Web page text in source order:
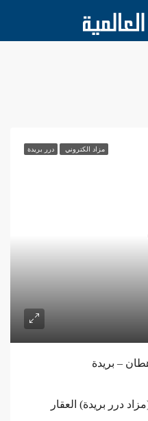
مزاد الكتروني درر بريدة
درر بريدة) العقار